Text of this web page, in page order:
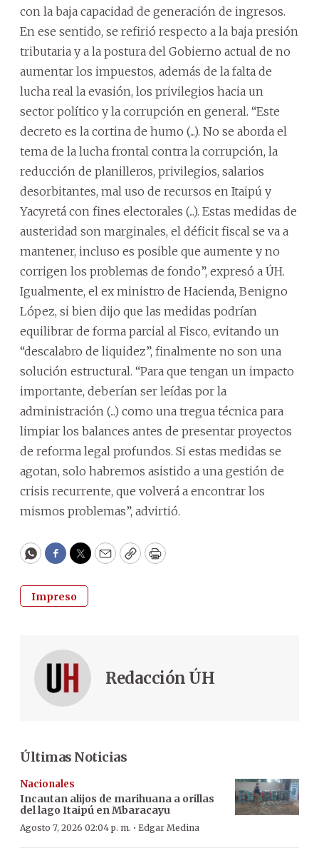
con la baja capacidad de generación de ingresos.
En ese sentido, se refirió respecto a la baja presión
tributaria y a la postura del Gobierno actual de no
aumentar los impuestos, además de la falta de
lucha real la evasión, los privilegios hacia un
sector político y la corrupción en general. “Este
decreto es la cortina de humo (...). No se aborda el
tema de la lucha frontal contra la corrupción, la
reducción de planilleros, privilegios, salarios
desorbitantes, mal uso de recursos en Itaipú y
Yacyretá con fines electorales (...). Estas medidas de
austeridad son marginales, el déficit fiscal se va a
mantener, incluso es posible que aumente y no
corrigen los problemas de fondo”, expresó a ÚH.
Igualmente, el ex ministro de Hacienda, Benigno
López, si bien dijo que las medidas podrían
equilibrar de forma parcial al Fisco, evitando un
“descalabro de liquidez”, finalmente no son una
solución estructural. “Para que tengan un impacto
importante, deberían ser leídas por la
administración (...) como una tregua técnica para
limpiar los balances antes de presentar proyectos
de reforma legal profundos. Si estas medidas se
agotan, solo habremos asistido a una gestión de
crisis recurrente, que volverá a encontrar los
mismos problemas”, advirtió.
WhatsApp
Facebook
Twitter
EmailCopyPrint
Impreso
Redacción ÚH
Últimas Noticias
Nacionales
Incautan alijos de marihuana a orillas
del lago Itaipú en Mbaracayu
Agosto 7, 2026 02:04 p. m. · Edgar Medina